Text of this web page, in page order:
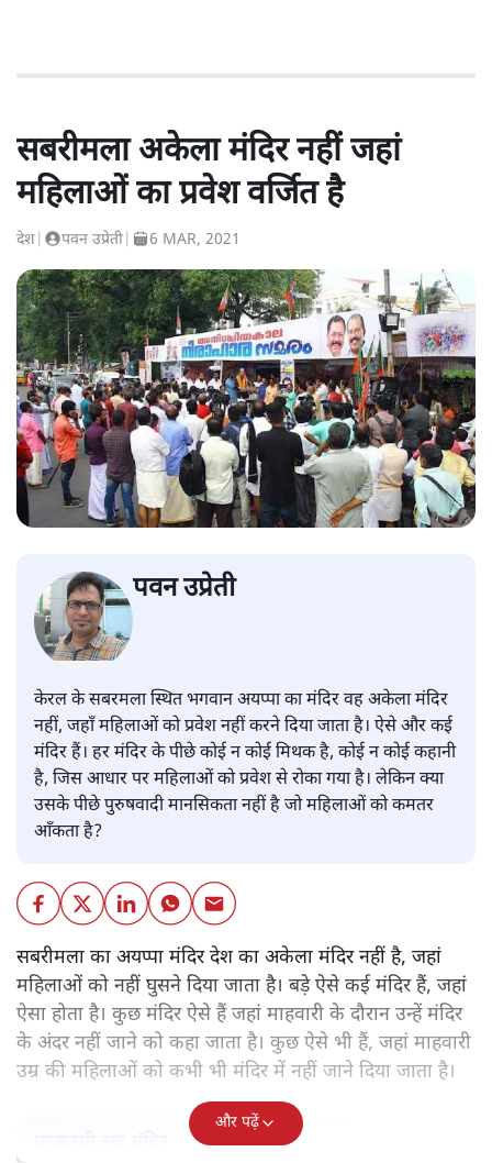
सबरीमला अकेला मंदिर नहीं जहां
महिलाओं का प्रवेश वर्जित है
देश पवन उप्रेती 6 MAR, 2021
पवन उप्रेती
केरल के सबरमला स्थित भगवान अयप्पा का मंदिर वह अकेला मंदिर
नहीं, जहाँ महिलाओं को प्रवेश नहीं करने दिया जाता है। ऐसे और कई
मंदिर हैं। हर मंदिर के पीछे कोई न कोई मिथक है, कोई न कोई कहानी
है, जिस आधार पर महिलाओं को प्रवेश से रोका गया है। लेकिन क्या
उसके पीछे पुरुषवादी मानसिकता नहीं है जो महिलाओं को कमतर
आँकता है?
सबरीमला का अयप्पा मंदिर देश का अकेला मंदिर नहीं है, जहां
महिलाओं को नहीं घुसने दिया जाता है। बड़े ऐसे कई मंदिर हैं, जहां
ऐसा होता है। कुछ मंदिर ऐसे हैं जहां माहवारी के दौरान उन्हें मंदिर
के अंदर नहीं जाने को कहा जाता है। कुछ ऐसे भी हैं, जहां माहवारी
उम्र की महिलाओं को कभी भी मंदिर में नहीं जाने दिया जाता है।
और पढ़ें